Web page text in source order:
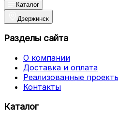
Каталог
Дзержинск
Разделы сайта
О компании
Доставка и оплата
Реализованные
Контакты
Каталог